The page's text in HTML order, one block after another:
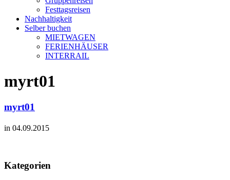
Festtagsreisen
Nachhaltigkeit
Selber buchen
MIETWAGEN
FERIENHÄUSER
INTERRAIL
myrt01
myrt01
in 04.09.2015
Kategorien